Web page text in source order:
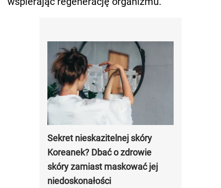
Sekret nieskazitelnej skóry
Koreanek? Dbać o zdrowie
skóry zamiast maskować jej
niedoskonałości